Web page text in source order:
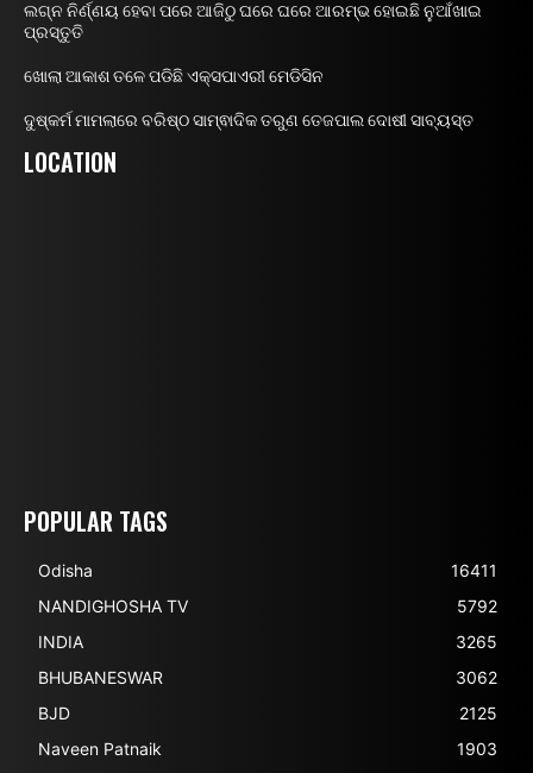
ଲଗ୍ନ ନିର୍ଣ୍ଣୟ ହେବା ପରେ ଆଜିଠୁ ଘରେ ଘରେ ଆରମ୍ଭ ହୋଇଛି ନୁଆଁଖାଇ
ପ୍ରସ୍ତୁତି
ଖୋଲା ଆକାଶ ତଳେ ପଡିଛି ଏକ୍ସପାଏରୀ ମେଡିସିନ
ଦୁଷ୍କର୍ମ ମାମଲାରେ ବରିଷ୍ଠ ସାମ୍ଵାଦିକ ତରୁଣ ତେଜପାଲ ଦୋଷୀ ସାବ୍ୟସ୍ତ
LOCATION
POPULAR TAGS
Odisha
16411
NANDIGHOSHA TV
5792
INDIA
3265
BHUBANESWAR
3062
BJD
2125
Naveen Patnaik
1903